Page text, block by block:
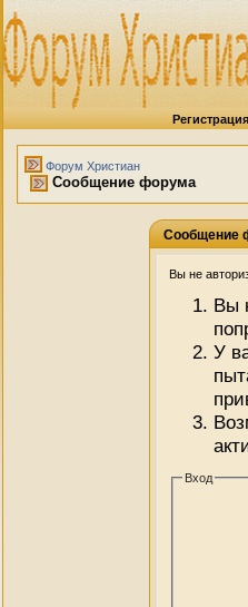
Регистрация
Форум Христиан
Сообщение форума
Сообщение
Вы не
Вы
У
Вход